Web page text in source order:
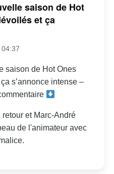
saison de Hot
et ça
saison de Hot Ones
s’annonce intense –
et Marc-André
de l'animateur avec